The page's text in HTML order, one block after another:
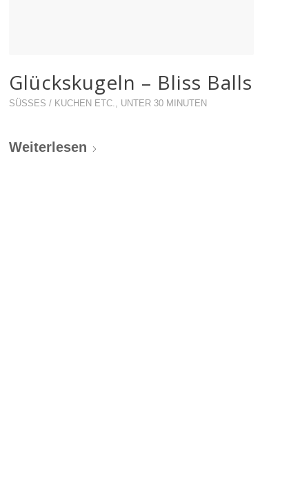
Glückskugeln – Bliss Balls
SÜSSES / KUCHEN ETC. UNTER 30 MINUTEN
Weiterlesen